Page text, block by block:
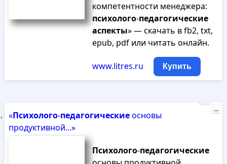
компетентности менеджера:
психолого-педагогические
аспекты» — скачать в fb2, txt,
epub, pdf или читать онлайн.
www.litres.ru Купить
«Психолого-педагогическиеосновы
продуктивной...»
Психолого-педагогические
Реклама
...